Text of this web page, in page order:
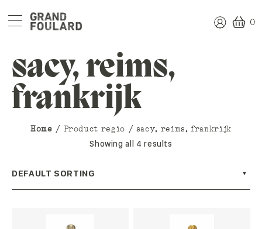
0
sacy, reims,
frankrijk
Home / Product regio / sacy, reims, frankrijk
Showing all 4 results